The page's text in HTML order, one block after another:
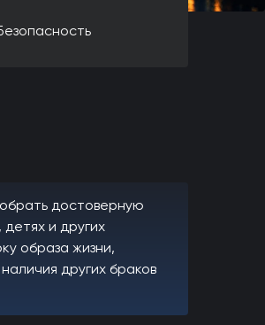
достоверную
и других
образа жизни,
других браков